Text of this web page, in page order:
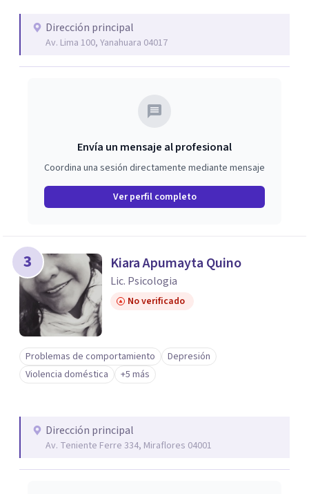
Dirección principal
Av. Lima 100, Yanahuara 04017
Envía un mensaje al profesional
Coordina una sesión directamente mediante mensaje
Ver perfil completo
3 Kiara Apumayta Quino
Lic. Psicologia
No verificado
Problemas de comportamiento
Depresión
Violencia doméstica
+5 más
Dirección principal
Av. Teniente Ferre 334, Miraflores 04001